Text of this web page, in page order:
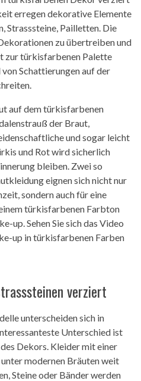
erregen dekorative Elemente
Strasssteine, Pailletten. Die
zu übertreiben und
zur türkisfarbenen Palette
Schattierungen auf der
auf dem türkisfarbenen
der Braut,
und sogar leicht
und Rot wird sicherlich
bleiben. Zwei so
eignen sich nicht nur
sondern auch für eine
türkisfarbenen Farbton
up. Sehen Sie sich das Video
up in türkisfarbenen Farben
verziert
unterscheiden sich in
Unterschied ist
Dekors. Kleider mit einer
modernen Bräuten weit
Steine ​​oder Bänder werden